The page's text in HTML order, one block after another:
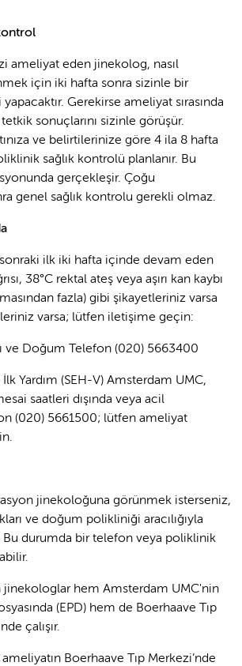
ameliyat eden jinekolog, nasıl
için iki hafta sonra sizinle bir
Gerekirse ameliyat sırasında
sonuçlarını sizinle görüşür.
ve belirtilerinize göre 4 ila 8 hafta
sağlık kontrolü planlanır. Bu
gerçekleşir. Çoğu
genel sağlık kontrolu gerekli olmaz.
sonraki ilk iki hafta içinde devam eden
38°C rektal ateş veya aşırı kan kaybı
fazla) gibi şikayetleriniz varsa
varsa; lütfen iletişime geçin:
ve Doğum Telefon (020) 5663400
Yardım (SEH-V) Amsterdam UMC,
saatleri dışında veya acil
(020) 5661500; lütfen ameliyat
jinekoloğuna görünmek isterseniz,
ve doğum polikliniği aracılığıyla
durumda bir telefon veya poliklinik
jinekologlar hem Amsterdam UMC'nin
(EPD) hem de Boerhaave Tıp
çalışır.
Boerhaave Tıp Merkezi’nde